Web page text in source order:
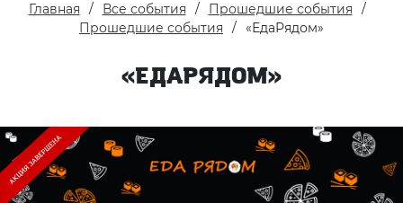
Главная Все события
Прошедшие события
Прошедшие события
«ЕдаРядом»
«ЕДАРЯДОМ»